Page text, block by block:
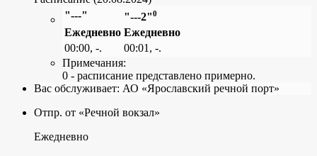
"---"
"---2"0
Ежедневно Ежедневно
00:00, -.
00:01, -.
Примечания:
0 - расписание представлено примерно.
Вас обслуживает: АО «Ярославский речной порт»
Отпр. от «Речной вокзал»
Ежедневно